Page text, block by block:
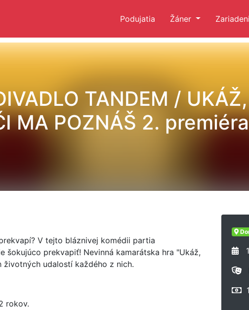
Podujatia Žáner
TANDEM / UKÁŽ,
MA POZNÁŠ 2. premiéra
V tejto bláznivej komédii partia
prekvapiť! Nevinná kamarátska hra "Ukáž,
udalostí každého z nich.
rokov.